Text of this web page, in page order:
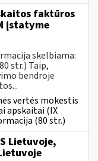
faktūros
įstatyme
skelbiama:
str.) Taip,
bendroje
vertės mokestis
apskaitai (IX
(80 str.)
Lietuvoje,